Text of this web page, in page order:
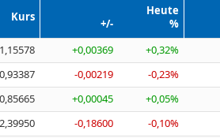
Kurs Heute
+/-
%
1,15578 +0,00369 +0,32%
0,93387 -0,00219 -0,23%
0,85665 +0,00045 +0,05%
-0,18600 -0,10%